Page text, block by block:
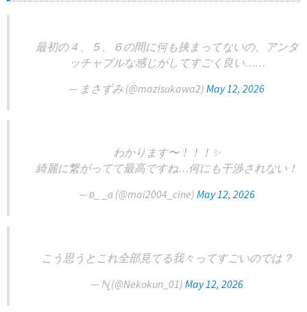
最初の４、５、６の間に何も挟まってないの、アンタ
ッチャブルな感じがしてすごく良い……
— まさずみ (@mazisukawa2) May 12, 2026
わかります〜！！！✨
綺麗に繋がってて最高ですね…何にも干渉されない！
— ʚ_ _ɞ (@mai2004_cine) May 12, 2026
こう思うとこれ全部見てる我々ってすごいのでは？
— ℕ͙ (@Nekokun_01) May 12, 2026